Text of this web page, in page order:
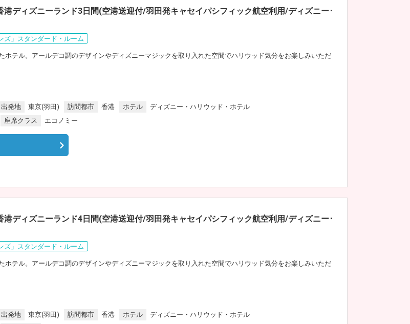
ディズニーランド3日間(空港送迎付/羽田発キャセイパシフィック航空利用/ディズニー･
ズ」スタンダード・ルーム
テル。アールデコ調のデザインやディズニーマジックを取り入れた空間でハリウッド気分をお楽しみいただ
出発地 東京(羽田) 訪問都市 香港 ホテル
ディズニー・ハリウッド・ホテル
座席クラス エコノミー
ディズニーランド4日間(空港送迎付/羽田発キャセイパシフィック航空利用/ディズニー･
ズ」スタンダード・ルーム
テル。アールデコ調のデザインやディズニーマジックを取り入れた空間でハリウッド気分をお楽しみいただ
出発地 東京(羽田) 訪問都市 香港 ホテル
ディズニー・ハリウッド・ホテル